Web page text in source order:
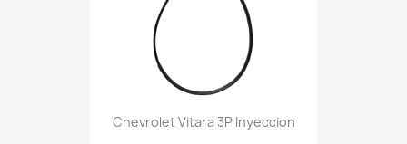
Chevrolet Vitara 3P Inyeccion